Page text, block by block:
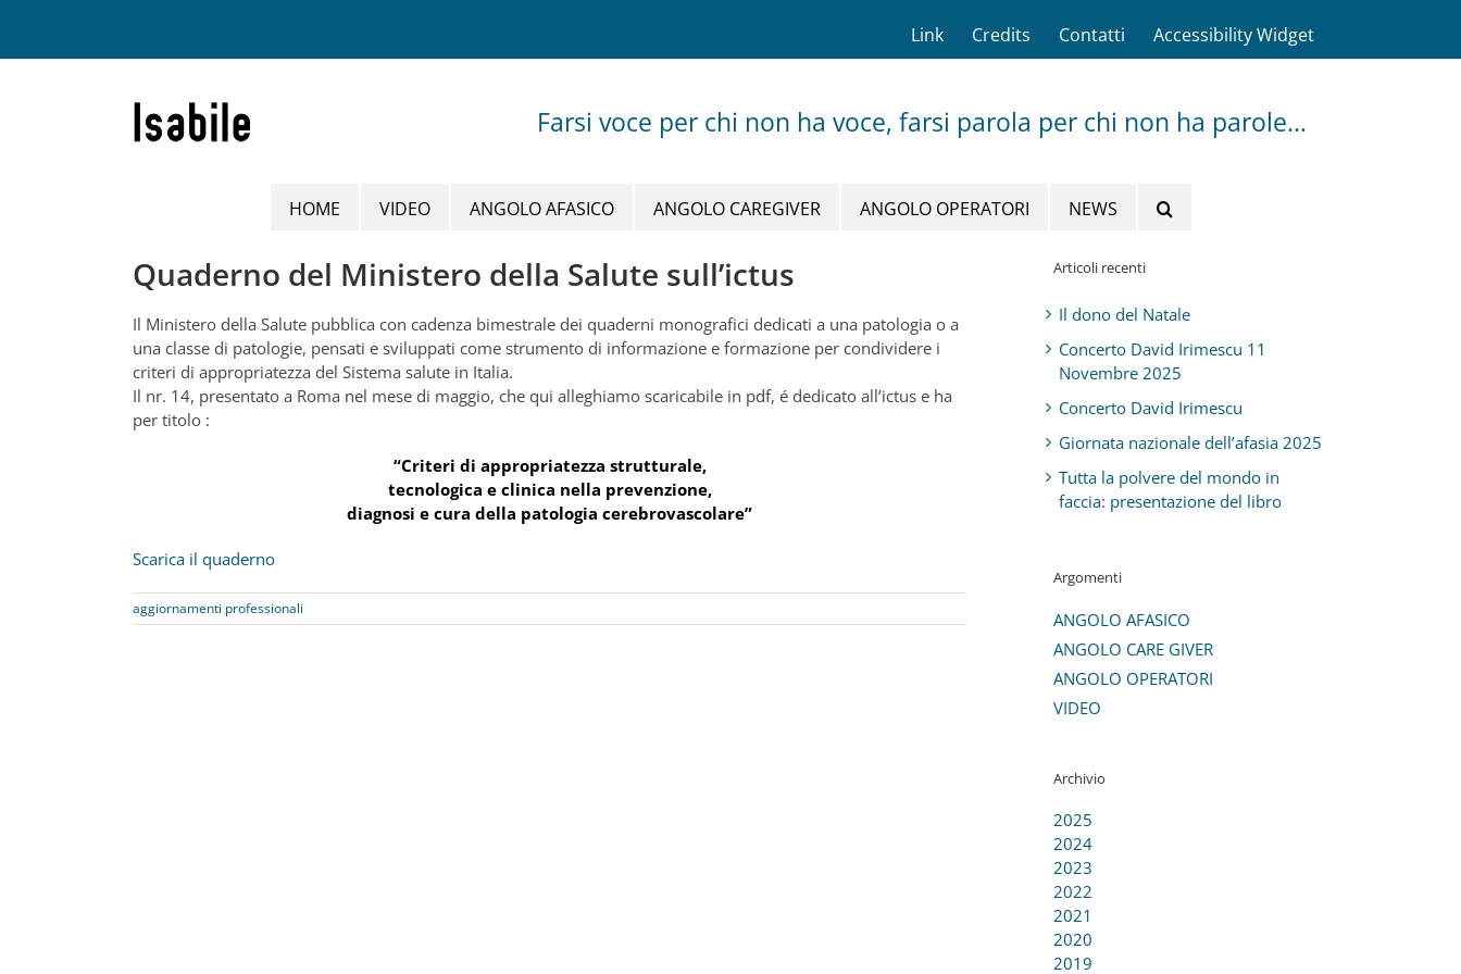
contenuto
Link Credits Contatti Accessibility Widget
Farsi voce per chi non ha voce, farsi parola per chi non ha parole…
HOME VIDEO ANGOLO AFASICO ANGOLO CAREGIVER ANGOLO OPERATORI NEWS
Quaderno del Ministero della Salute sull’ictus
Il Ministero della Salute pubblica con cadenza bimestrale dei quaderni monografici dedicati a una patologia o a
una classe di patologie, pensati e sviluppati come strumento di informazione e formazione per condividere i
criteri di appropriatezza del Sistema salute in Italia.
Il nr. 14, presentato a Roma nel mese di maggio, che qui alleghiamo scaricabile in pdf, é dedicato all’ictus e ha
per titolo :
“Criteri di appropriatezza strutturale,
tecnologica e clinica nella prevenzione,
diagnosi e cura della patologia cerebrovascolare”
Scarica il quaderno
aggiornamenti professionali
Articoli recenti
Il dono del Natale
Concerto David Irimescu 11
Novembre 2025
Concerto David Irimescu
Giornata nazionale dell’afasia 2025
Tutta la polvere del mondo in
faccia: presentazione del libro
Argomenti
ANGOLO AFASICO
ANGOLO CARE GIVER
ANGOLO OPERATORI
VIDEO
Archivio
2025
2024
2023
2022
2021
2020
2019